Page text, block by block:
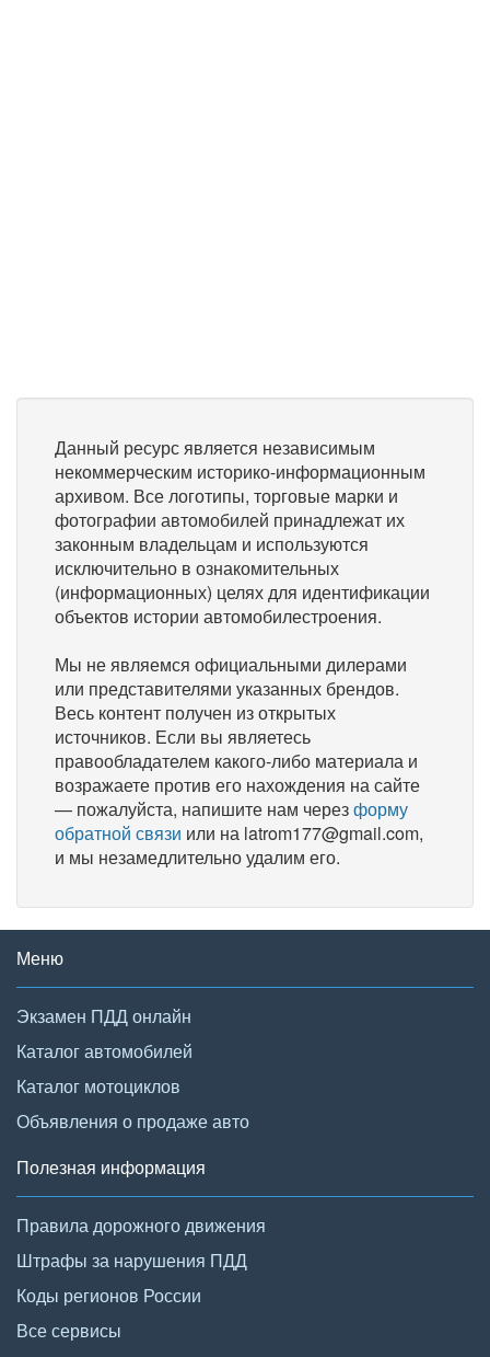
Данный ресурс является независимым
некоммерческим историко-информационным
архивом. Все логотипы, торговые марки и
фотографии автомобилей принадлежат их
законным владельцам и используются
исключительно в ознакомительных
(информационных) целях для идентификации
объектов истории автомобилестроения.
Мы не являемся официальными дилерами
или представителями указанных брендов.
Весь контент получен из открытых
источников. Если вы являетесь
правообладателем какого-либо материала и
возражаете против его нахождения на сайте
— пожалуйста, напишите нам черезформу
обратной связи или на latrom177@gmail.com,
и мы незамедлительно удалим его.
Меню
Экзамен ПДД онлайн
Каталог автомобилей
Каталог мотоциклов
Объявления о продаже авто
Полезная информация
Правила дорожного движения
Штрафы за нарушения ПДД
Коды регионов России
Все сервисы